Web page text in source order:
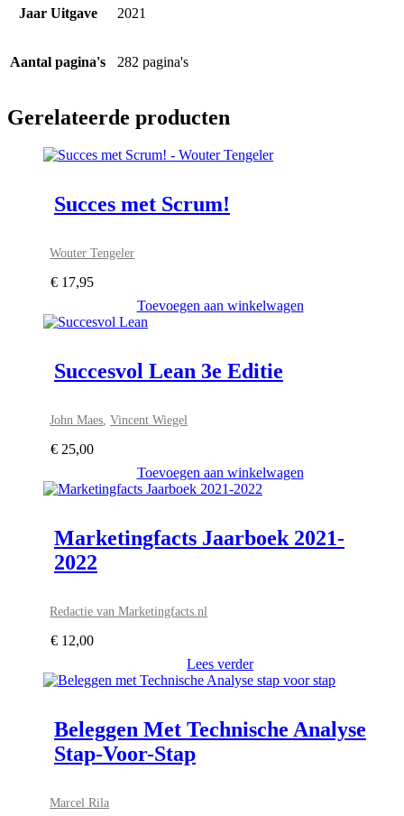
Jaar Uitgave 2021
Aantal pagina's 282 pagina's
Gerelateerde producten
Succes met Scrum!
Wouter Tengeler
€ 17,95
Toevoegen aan winkelwagen
Succesvol Lean 3e Editie
John Maes,Vincent Wiegel
€ 25,00
Toevoegen aan winkelwagen
Marketingfacts Jaarboek 2021-
2022
Redactie van Marketingfacts.nl
€ 12,00
Lees verder
Beleggen Met Technische Analyse
Stap-Voor-Stap
Marcel Rila